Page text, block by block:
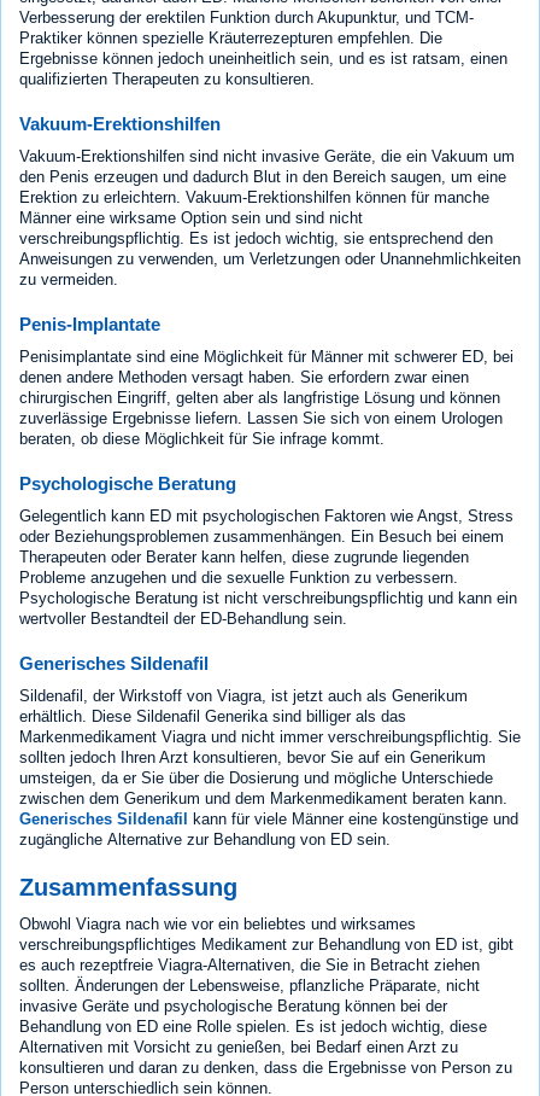
Verbesserung der erektilen Funktion durch Akupunktur, und TCM-
Praktiker können spezielle Kräuterrezepturen empfehlen. Die
Ergebnisse können jedoch uneinheitlich sein, und es ist ratsam, einen
qualifizierten Therapeuten zu konsultieren.
Vakuum-Erektionshilfen
Vakuum-Erektionshilfen sind nicht invasive Geräte, die ein Vakuum um
den Penis erzeugen und dadurch Blut in den Bereich saugen, um eine
Erektion zu erleichtern. Vakuum-Erektionshilfen können für manche
Männer eine wirksame Option sein und sind nicht
verschreibungspflichtig. Es ist jedoch wichtig, sie entsprechend den
Anweisungen zu verwenden, um Verletzungen oder Unannehmlichkeiten
zu vermeiden.
Penis-Implantate
Penisimplantate sind eine Möglichkeit für Männer mit schwerer ED, bei
denen andere Methoden versagt haben. Sie erfordern zwar einen
chirurgischen Eingriff, gelten aber als langfristige Lösung und können
zuverlässige Ergebnisse liefern. Lassen Sie sich von einem Urologen
beraten, ob diese Möglichkeit für Sie infrage kommt.
Psychologische Beratung
Gelegentlich kann ED mit psychologischen Faktoren wie Angst, Stress
oder Beziehungsproblemen zusammenhängen. Ein Besuch bei einem
Therapeuten oder Berater kann helfen, diese zugrunde liegenden
Probleme anzugehen und die sexuelle Funktion zu verbessern.
Psychologische Beratung ist nicht verschreibungspflichtig und kann ein
wertvoller Bestandteil der ED-Behandlung sein.
Generisches Sildenafil
Sildenafil, der Wirkstoff von Viagra, ist jetzt auch als Generikum
erhältlich. Diese Sildenafil Generika sind billiger als das
Markenmedikament Viagra und nicht immer verschreibungspflichtig. Sie
sollten jedoch Ihren Arzt konsultieren, bevor Sie auf ein Generikum
umsteigen, da er Sie über die Dosierung und mögliche Unterschiede
zwischen dem Generikum und dem Markenmedikament beraten kann.
Generisches Sildenafil kann für viele Männer eine kostengünstige und
zugängliche Alternative zur Behandlung von ED sein.
Zusammenfassung
Obwohl Viagra nach wie vor ein beliebtes und wirksames
verschreibungspflichtiges Medikament zur Behandlung von ED ist, gibt
es auch rezeptfreie Viagra-Alternativen, die Sie in Betracht ziehen
sollten. Änderungen der Lebensweise, pflanzliche Präparate, nicht
invasive Geräte und psychologische Beratung können bei der
Behandlung von ED eine Rolle spielen. Es ist jedoch wichtig, diese
Alternativen mit Vorsicht zu genießen, bei Bedarf einen Arzt zu
konsultieren und daran zu denken, dass die Ergebnisse von Person zu
Person unterschiedlich sein können.